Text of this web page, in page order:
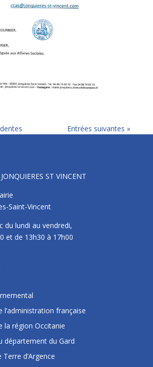
Entrées suivantes »
ST VINCENT
Saint-Vincent
du lundi au vendredi,
et de 13h30 à 17h00
l’administration française
la région Occitanie
département du Gard
d’Argence